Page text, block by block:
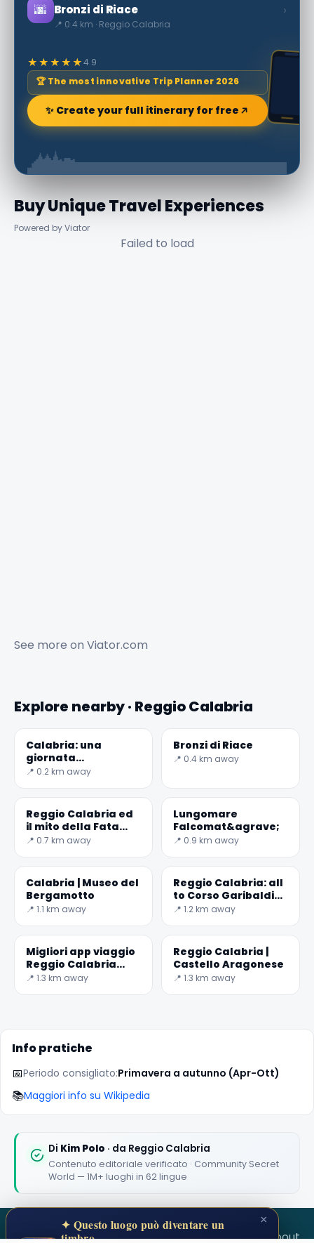
🌆 Bronzi di Riace
📍 0.4 km · Reggio Calabria
›
★★★★★4.9
🏆 The most innovative Trip Planner 2026
✨ Create your full itinerary for free
Buy Unique Travel Experiences
Powered by Viator
Failed to load
See more on Viator.com
Explore nearby · Reggio Calabria
Calabria: una
giornata
emozionante come
di Giunchi
📍 0.2 km away
Bronzi di Riace
📍 0.4 km away
Reggio Calabria ed
il mito della Fata
Morgana
📍 0.7 km away
Lungomare
Falcomat&agrave;
📍 0.9 km away
Calabria | Museo del
Bergamotto
📍 1.1 km away
Reggio Calabria: all
to Corso Garibaldi
for shopping
📍 1.2 km away
Migliori app viaggio
Reggio Calabria
2026: top 5 da non
📍 1.3 km away
Reggio Calabria |
Castello Aragonese
📍 1.3 km away
Info pratiche
📅Periodo consigliato:Primavera a autunno (Apr-Ott)
📚Maggiori info su Wikipedia
Di Kim Polo · da Reggio Calabria
Contenuto editoriale verificato · Community Secret
World — 1M+ luoghi in 62 lingue
SECRET WORLD TermsPrivacyAbout
🏆🏆 #1 Trip Planner 2026
★★★★★
1,000,000+ places in your pocket. Free. ×
✦ Questo luogo può diventare un
timbro